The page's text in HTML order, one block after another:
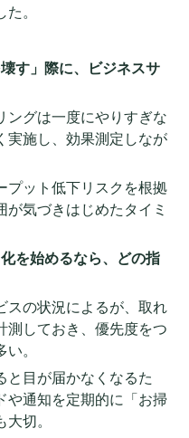
。
す」際に、ビジネスサ
ングは一度にやりすぎな
実施し、効果測定しなが
プット低下リスクを根拠
が気づきはじめたタイミ
を始めるなら、どの指
スの状況によるが、取れ
測しておき、優先度をつ
。
と目が届かなくなるた
や通知を定期的に「お掃
切。